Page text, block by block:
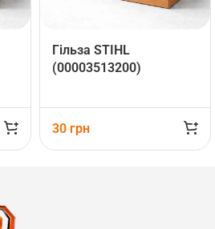
Гільза STIHL
(00003513200)
30 грн